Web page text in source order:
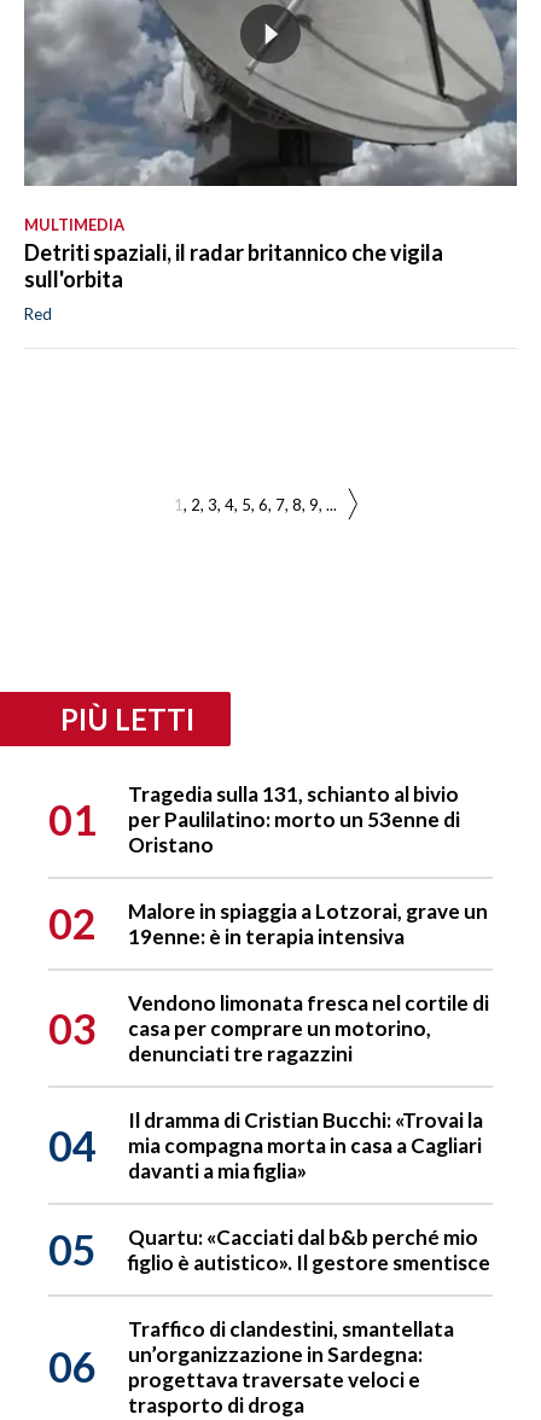
MULTIMEDIA
Detriti spaziali, il radar britannico che vigila
sull'orbita
Red
1 2 3 4 5 6 7 8 9 ...
PIÙ LETTI
01
Tragedia sulla 131, schianto al bivio
per Paulilatino: morto un 53enne di
Oristano
02
Malore in spiaggia a Lotzorai, grave un
19enne: è in terapia intensiva
03
Vendono limonata fresca nel cortile di
casa per comprare un motorino,
denunciati tre ragazzini
04
Il dramma di Cristian Bucchi: «Trovai la
mia compagna morta in casa a Cagliari
davanti a mia figlia»
05
Quartu: «Cacciati dal b&b perché mio
figlio è autistico». Il gestore smentisce
06
Traffico di clandestini, smantellata
un’organizzazione in Sardegna:
progettava traversate veloci e
trasporto di droga